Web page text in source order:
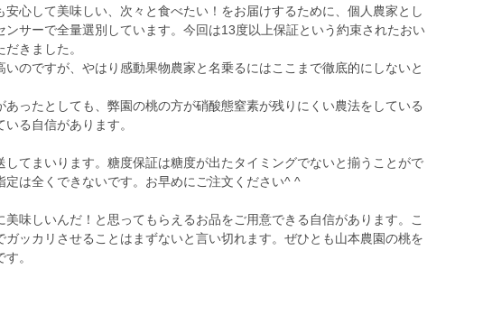
安心して美味しい、次々と食べたい！をお届けするために、個人農家とし
ンサーで全量選別しています。今回は13度以上保証という約束されたおい
きました。
のですが、やはり感動果物農家と名乗るにはここまで徹底的にしないと
ったとしても、弊園の桃の方が硝酸態窒素が残りにくい農法をしている
る自信があります。
てまいります。糖度保証は糖度が出たタイミングでないと揃うことがで
定は全くできないです。お早めにご注文ください^ ^
味しいんだ！と思ってもらえるお品をご用意できる自信があります。こ
ガッカリさせることはまずないと言い切れます。ぜひとも山本農園の桃を
。